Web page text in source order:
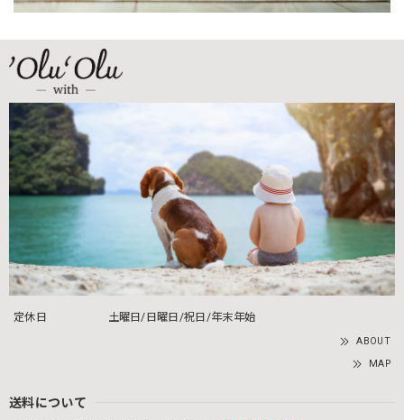
定休日 土曜日/日曜日/祝日/年末年始
ABOUT
MAP
送料について